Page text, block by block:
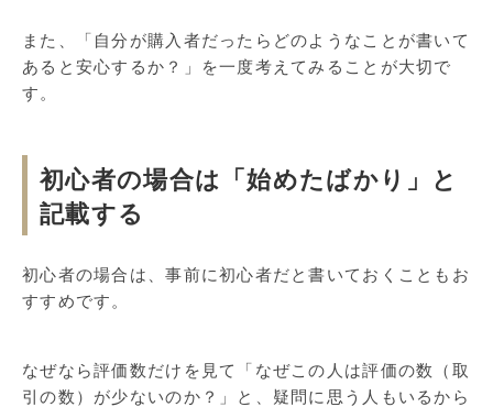
また、「自分が購入者だったらどのようなことが書いて
あると安心するか？」を一度考えてみることが大切で
す。
初心者の場合は「始めたばかり」と
記載する
初心者の場合は、事前に初心者だと書いておくこともお
すすめです。
なぜなら評価数だけを見て「なぜこの人は評価の数（取
引の数）が少ないのか？」と、疑問に思う人もいるから